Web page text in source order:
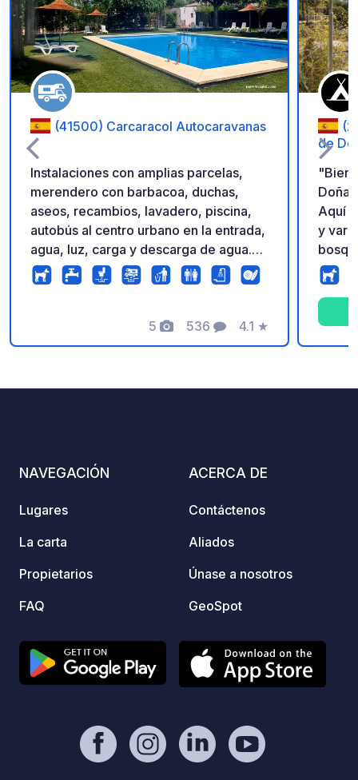
Añadir a tus
(41500) Carcaracol Autocaravanas
Instalaciones con amplias parcelas,
merendero con barbacoa, duchas,
aseos, recambios, lavadero, piscina,
autobús al centro urbano en la entrada,
agua, luz, carga y descarga de agua.
Zona muy tranquila. También se
pueden alquilar paseos a caballo.
pm. ¡¡Después de las 22:00 ya no se
podrá entrar a pie!! No aceptamos
5
Fotos
536
Comentarios
4.1
Calificación
★
de
Aquí
y
en
de
el
NAVEGACIÓN
Lugares
La carta
Propietarios
FAQ
ACERCA DE
Contáctenos
Aliados
Únase a nosotros
GeoSpot